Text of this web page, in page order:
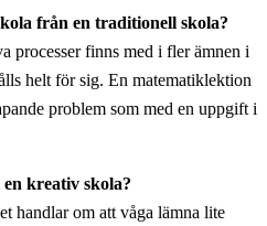
från en traditionell skola?
processer finns med i fler ämnen i
helt för sig. En matematiklektion
problem som med en uppgift i
kreativ skola?
handlar om att våga lämna lite